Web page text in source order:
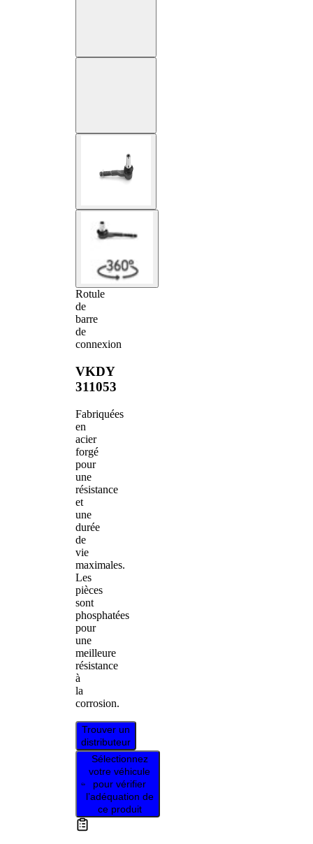
Rotule
de
barre
de
connexion
VKDY
311053
Fabriquées
en
acier
forgé
pour
une
résistance
et
une
durée
de
vie
maximales.
Les
pièces
sont
phosphatées
pour
une
meilleure
résistance
à
la
corrosion.
Trouver un
distributeur
Sélectionnez
votre véhicule
pour vérifier
l’adéquation de
ce produit